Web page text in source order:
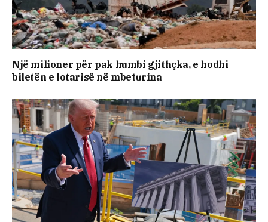
Një milioner për pak humbi gjithçka, e hodhi
biletën e lotarisë në mbeturina